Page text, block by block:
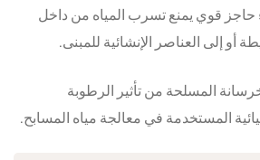
حاجز قوي يمنع تسرب المياه من داخل
أو إلى العناصر الإنشائية للمبنى.
المسلحة من تأثير الرطوبة
المستخدمة في معالجة مياه المسابح.